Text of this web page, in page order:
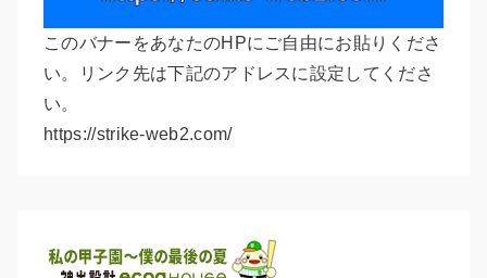
このバナーをあなたのHPにご自由にお貼りくださ
い。リンク先は下記のアドレスに設定してくださ
い。
https://strike-web2.com/